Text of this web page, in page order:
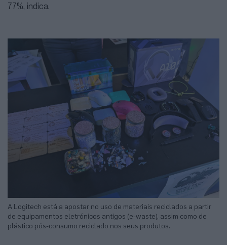
77%, indica.
A Logitech está a apostar no uso de materiais reciclados a partir
de equipamentos eletrónicos antigos (e-waste), assim como de
plástico pós-consumo reciclado nos seus produtos.